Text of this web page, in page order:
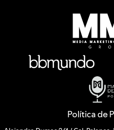
Política de